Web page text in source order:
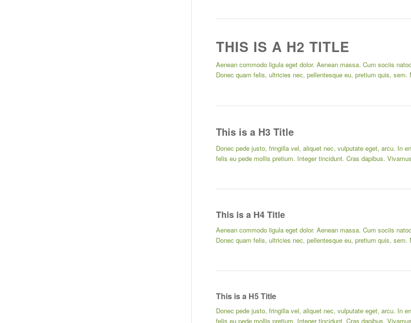
THIS IS A H2 TITLE
Aenean commodo ligula eget dolor. Aenean massa. Cum sociis
Donec quam felis, ultricies nec, pellentesque eu, pretium quis,
This is a H3 Title
Donec pede justo, fringilla vel, aliquet nec, vulputate eget, arcu. In
felis eu pede mollis pretium. Integer tincidunt. Cras dapibus.
This is a H4 Title
Aenean commodo ligula eget dolor. Aenean massa. Cum sociis
Donec quam felis, ultricies nec, pellentesque eu, pretium quis,
This is a H5 Title
Donec pede justo, fringilla vel, aliquet nec, vulputate eget, arcu. In
felis eu pede mollis pretium. Integer tincidunt. Cras dapibus.